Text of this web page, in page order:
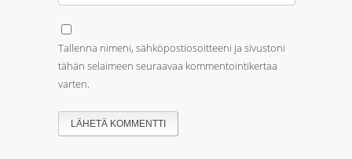
Tallenna nimeni, sähköpostiosoitteeni ja sivustoni
tähän selaimeen seuraavaa kommentointikertaa
varten.